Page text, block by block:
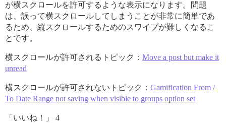
が横スクロールを許可するような表示になります。問題
は、誤って横スクロールしてしまうことが非常に簡単であ
るため、縦スクロールするためのスワイプが難しくなるこ
とです。
横スクロールが許可されるトピック： Move a post but make it
unread
横スクロールが許可されないトピック： Gamification From /
To Date Range not saving when visible to groups option set
「いいね！」 4